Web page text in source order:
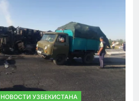
НОВОСТИ УЗБЕКИСТАНА